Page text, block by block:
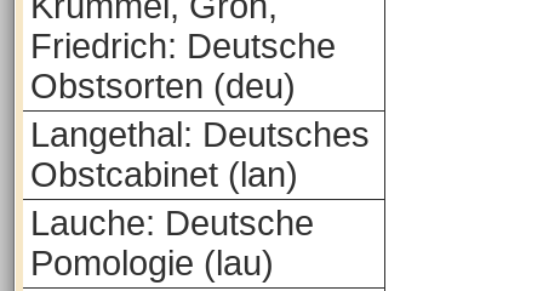
Friedrich: Deutsche
Obstsorten (deu)
Langethal: Deutsches
Obstcabinet (lan)
Lauche: Deutsche
Pomologie (lau)